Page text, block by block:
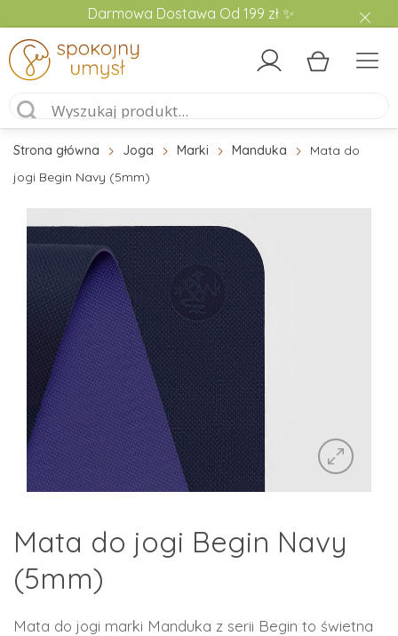
Darmowa Dostawa Od 199 zł ✨
Strona główna Joga Marki Manduka
Mata do
jogi Begin Navy (5mm)
Mata do jogi Begin Navy
(5mm)
Mata do jogi marki Manduka z serii Begin to świetna